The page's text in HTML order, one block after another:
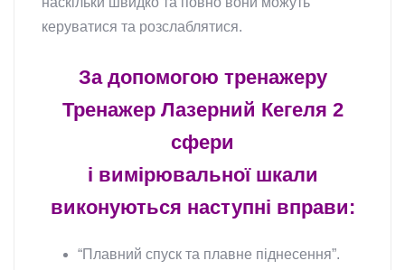
керуватися та розслаблятися.
За допомогою тренажеру
Тренажер Лазерний Кегеля 2
сфери
і вимірювальної шкали
виконуються наступні вправи:
“Плавний спуск та плавне піднесення”.